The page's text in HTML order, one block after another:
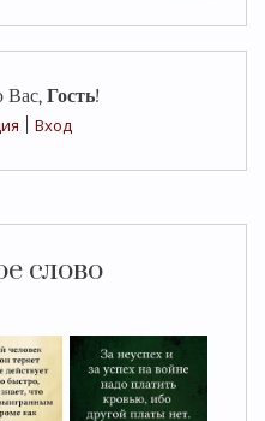
Вас, Гость!
Вход
слово